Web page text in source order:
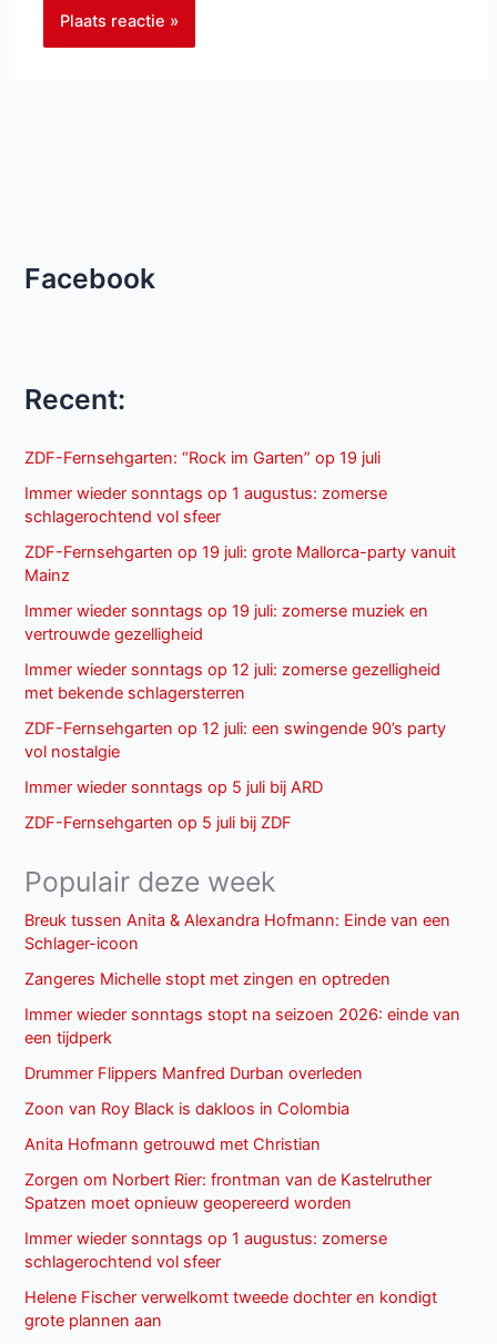
Facebook
Recent:
ZDF-Fernsehgarten: “Rock im Garten” op 19 juli
Immer wieder sonntags op 1 augustus: zomerse
schlagerochtend vol sfeer
ZDF-Fernsehgarten op 19 juli: grote Mallorca-party vanuit
Mainz
Immer wieder sonntags op 19 juli: zomerse muziek en
vertrouwde gezelligheid
Immer wieder sonntags op 12 juli: zomerse gezelligheid
met bekende schlagersterren
ZDF-Fernsehgarten op 12 juli: een swingende 90’s party
vol nostalgie
Immer wieder sonntags op 5 juli bij ARD
ZDF-Fernsehgarten op 5 juli bij ZDF
Populair deze week
Breuk tussen Anita & Alexandra Hofmann: Einde van een
Schlager-icoon
Zangeres Michelle stopt met zingen en optreden
Immer wieder sonntags stopt na seizoen 2026: einde van
een tijdperk
Drummer Flippers Manfred Durban overleden
Zoon van Roy Black is dakloos in Colombia
Anita Hofmann getrouwd met Christian
Zorgen om Norbert Rier: frontman van de Kastelruther
Spatzen moet opnieuw geopereerd worden
Immer wieder sonntags op 1 augustus: zomerse
schlagerochtend vol sfeer
Helene Fischer verwelkomt tweede dochter en kondigt
grote plannen aan